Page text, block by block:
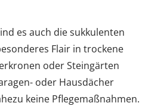
es auch die sukkulenten
Flair in trockene
oder Steingärten
oder Hausdächer
keine Pflegemaßnahmen.